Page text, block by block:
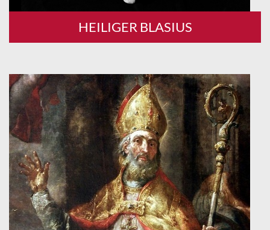
HEILIGER BLASIUS